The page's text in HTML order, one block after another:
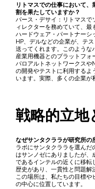
リトマスでの仕事において
割を果たしていますか？
パース・デサイ：リトマス
ィレクターを務めていて、最
ハードウェア・パートナーシ
HP、デルなどの企業が、テ
送ってくれます。このよう
産業用機器とのプラットフォ
パロアルトネットワークス
の開発やテストに利用するよ
います。実際、多くの企業が
戦略的立地
なぜサンタクララが研究所の
ラボにサンタクララを選ん
はサンノゼにありましたが、
であるインテルの近くに移転
歴史があり、一貫性と問題解
この場所は、私たちの目標
の中心に位置しています。